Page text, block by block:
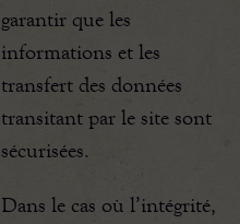
garantir que les
informations et les
transfert des données
transitant par le site sont
sécurisées.
Dans le cas où l’intégrité,